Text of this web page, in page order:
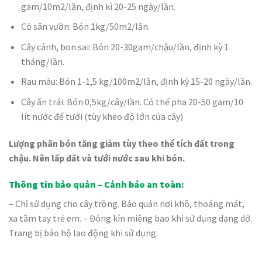
gam/10m2/lần, định kì 20-25 ngày/lần.
Cỏ sân vườn: Bón 1kg/50m2/lần.
Cây cảnh, bon sai: Bón 20-30gam/chậu/lần, định kỳ 1
tháng/lần.
Rau màu: Bón 1-1,5 kg/100m2/lần, định kỳ 15-20 ngày/lần.
Cây ăn trái: Bón 0,5kg/cây/lần. Có thể pha 20-50 gam/10
lít nước để tưới (tùy kheo độ lớn của cây)
Lượng phân bón tăng giảm tùy theo thể tích đất trong
chậu. Nên lấp đất và tưới nước sau khi bón.
Thông tin bảo quản – Cảnh báo an toàn:
– Chỉ sử dụng cho cây trồng. Bảo quản nơi khô, thoáng mát,
xa tầm tay trẻ em. – Đóng kín miệng bao khi sử dụng dạng dở.
Trang bị bảo hộ lao động khi sử dụng.